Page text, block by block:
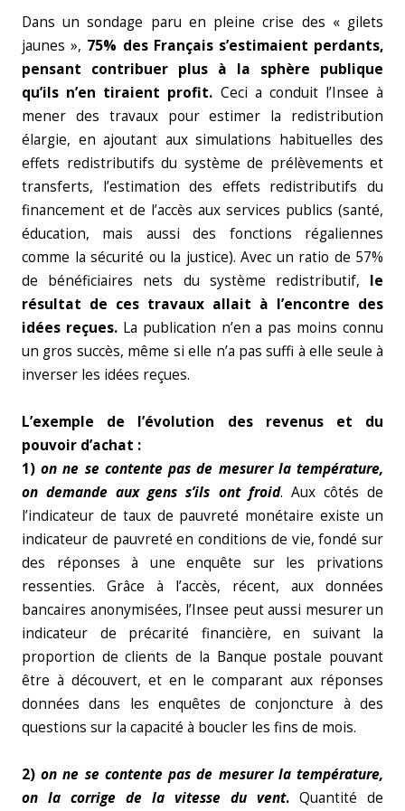
Dans un sondage paru en pleine crise des « gilets
jaunes », 75% des Français s’estimaient perdants,
pensant contribuer plus à la sphère publique
qu’ils n’en tiraient profit. Ceci a conduit l’Insee à
mener des travaux pour estimer la redistribution
élargie, en ajoutant aux simulations habituelles des
effets redistributifs du système de prélèvements et
transferts, l’estimation des effets redistributifs du
financement et de l’accès aux services publics (santé,
éducation, mais aussi des fonctions régaliennes
comme la sécurité ou la justice). Avec un ratio de 57%
de bénéficiaires nets du système redistributif, le
résultat de ces travaux allait à l’encontre des
idées reçues.La publication n’en a pas moins connu
un gros succès, même si elle n’a pas suffi à elle seule à
inverser les idées reçues.
L’exemple de l’évolution des revenus et du
pouvoir d’achat :
1)on ne se contente pas de mesurer la température,
on demande aux gens s’ils ont froid. Aux côtés de
l’indicateur de taux de pauvreté monétaire existe un
indicateur de pauvreté en conditions de vie, fondé sur
des réponses à une enquête sur les privations
ressenties. Grâce à l’accès, récent, aux données
bancaires anonymisées, l’Insee peut aussi mesurer un
indicateur de précarité financière, en suivant la
proportion de clients de la Banque postale pouvant
être à découvert, et en le comparant aux réponses
données dans les enquêtes de conjoncture à des
questions sur la capacité à boucler les fins de mois.
2)on ne se contente pas de mesurer la température,
on la corrige de la vitesse du vent. Quantité de